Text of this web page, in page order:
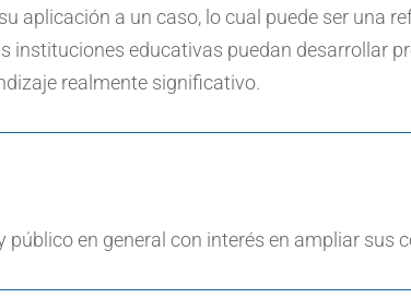
aplicación a un caso, lo cual puede ser una
instituciones educativas puedan desarrollar
realmente significativo.
en general con interés en ampliar sus